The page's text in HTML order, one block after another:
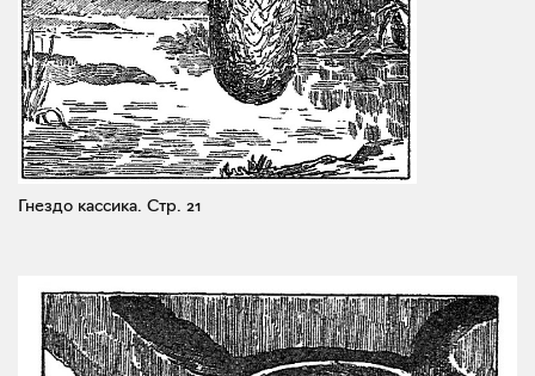
Гнездо кассика. Стр. 21